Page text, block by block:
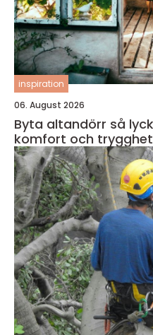
inspiration
06. August 2026
Byta altandörr så lyckas man med ljus,
komfort och trygghet